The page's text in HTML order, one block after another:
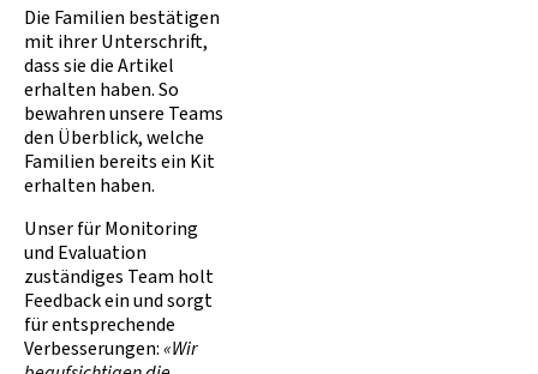
Die Familien bestätigen
mit ihrer Unterschrift,
dass sie die Artikel
erhalten haben. So
bewahren unsere Teams
den Überblick, welche
Familien bereits ein Kit
erhalten haben.
Unser für Monitoring
und Evaluation
zuständiges Team holt
Feedback ein und sorgt
für entsprechende
Verbesserungen:«Wir